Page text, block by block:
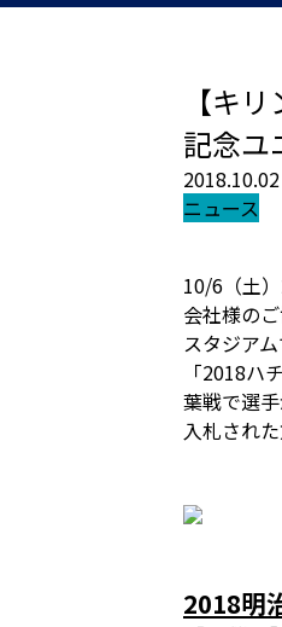
【キ
記念ユ
2018.10.02
ニュース
10/6（土
会社様の
スタジア
「2018
葉戦で選
入札され
2018明